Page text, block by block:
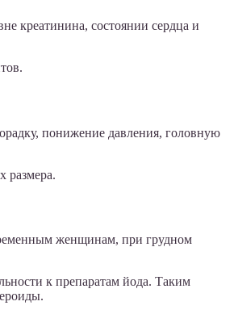
креатинина, состоянии сердца и
понижение давления, головную
размера.
женщинам, при грудном
к препаратам йода. Таким